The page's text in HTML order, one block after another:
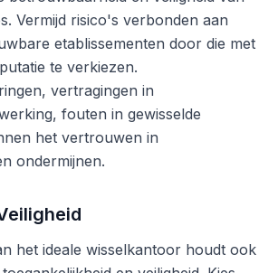
Vermijd risico's verbonden aan
etablissementen door die met
te verkiezen.
vertragingen in
fouten in gewisselde
het vertrouwen in
ondermijnen.
het ideale wisselkantoor houdt ook